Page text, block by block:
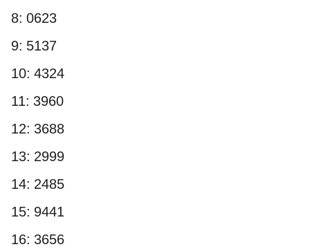
8: 0623
9: 5137
10: 4324
11: 3960
12: 3688
13: 2999
14: 2485
15: 9441
16: 3656